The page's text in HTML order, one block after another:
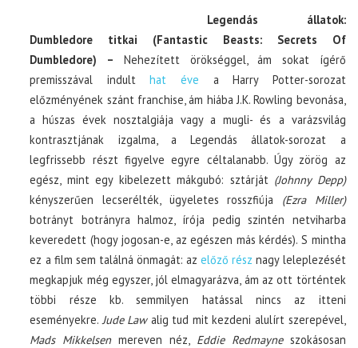
Legendás állatok:
Dumbledore titkai (Fantastic Beasts: Secrets Of
Dumbledore) –
Nehezített örökséggel, ám sokat ígérő
premisszával indulthat éve a Harry Potter-sorozat
előzményének szánt franchise, ám hiába J.K. Rowling bevonása,
a húszas évek nosztalgiája vagy a mugli- és a varázsvilág
kontrasztjának izgalma, a Legendás állatok-sorozat a
legfrissebb részt figyelve egyre céltalanabb. Úgy zörög az
egész, mint egy kibelezett mákgubó: sztárját (Johnny Depp)
kényszerűen lecserélték, ügyeletes rosszfiúja (Ezra Miller)
botrányt botrányra halmoz, írója pedig szintén netviharba
keveredett (hogy jogosan-e, az egészen más kérdés). S mintha
ez a film sem találná önmagát: azelőző rész nagy leleplezését
megkapjuk még egyszer, jól elmagyarázva, ám az ott történtek
többi része kb. semmilyen hatással nincs az itteni
eseményekre.Jude Lawalig tud mit kezdeni alulírt szerepével,
Mads Mikkelsenmereven néz, Eddie Redmayneszokásosan